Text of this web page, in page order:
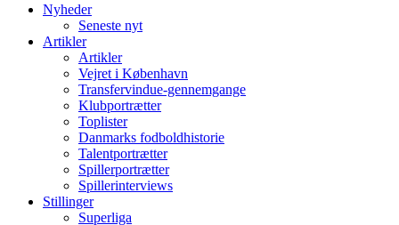
лучшие займы
Nyheder
Seneste nyt
Artikler
Artikler
Vejret i København
Transfervindue-gennemgange
Klubportrætter
Toplister
Danmarks fodboldhistorie
Talentportrætter
Spillerportrætter
Spillerinterviews
Stillinger
Superliga